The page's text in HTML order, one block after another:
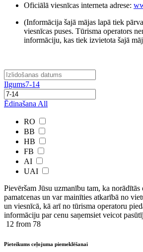
Oficiālā viesnīcas interneta adrese:
(Informācija šajā mājas lapā tiek
viesnīcas puses. Tūrisma operators
informāciju, kas tiek izvietota šajā
Ilgums7-14
Ēdinašana All
RO
BB
HB
FB
AI
UAI
Pievēršam Jūsu uzmanību tam, ka norādītās
pamatcenas un var mainīties atkarībā ​no
un viesnīcā, kā arī no tūrisma operatoru
informāciju par cenu saņemsiet veicot
12 from 78
Pieteikums ceļojuma piemeklēšanai